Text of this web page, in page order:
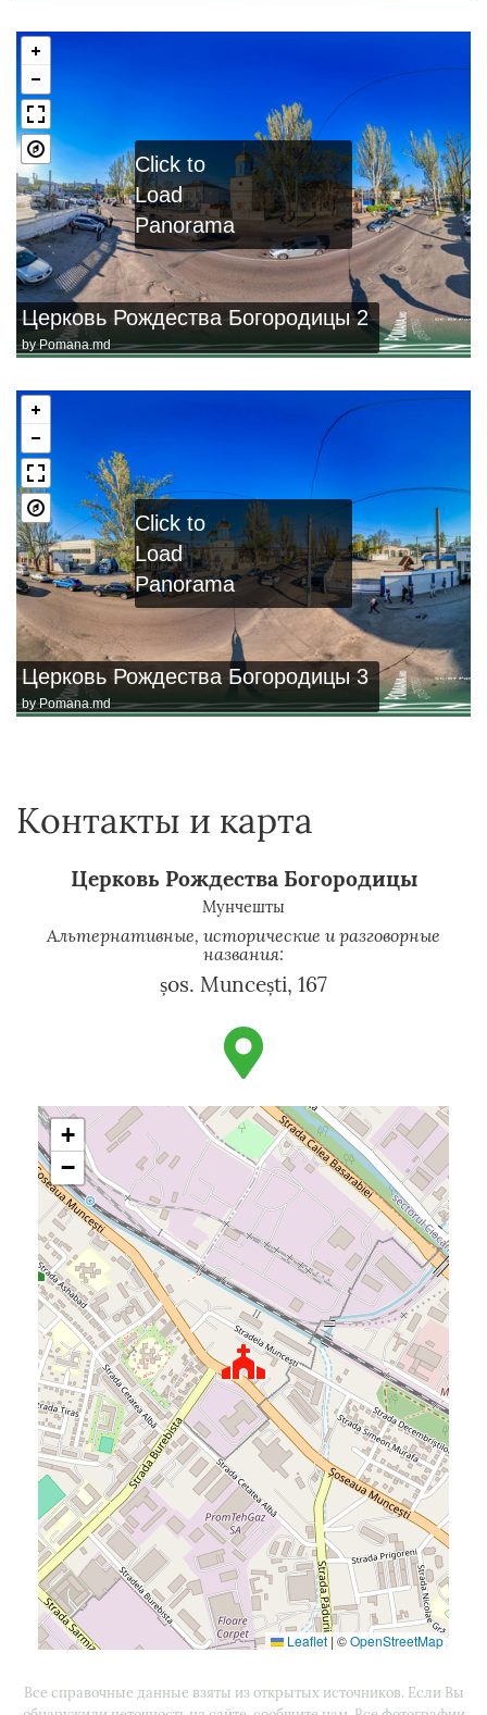
Церковь Рождества Богородицы 2
byPomana.md
Click to
Load
Panorama
Церковь Рождества Богородицы 3
byPomana.md
Click to
Load
Panorama
Контакты и карта
Церковь Рождества Богородицы
Мунчешты
Альтернативные, исторические и разговорные
названия:
șos. Muncești, 167
+
−
Leaflet |©OpenStreetMap
Все справочные данные взяты из открытых источников. Если Вы